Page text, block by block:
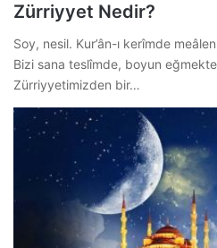
Zürriyyet Nedir?
Soy, nesil. Kur’ân-ı kerîmde
Bizi sana teslîmde, boyun
Zürriyyetimizden bir…